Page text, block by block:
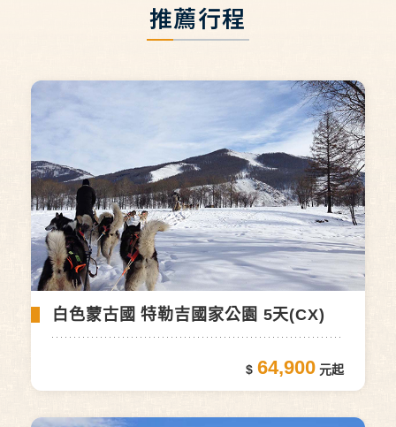
推薦行程
白色蒙古國 特勒吉國家公園 5天(CX)
64,900